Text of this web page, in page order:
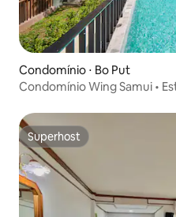
Condomínio ⋅ Bo Put
Condomínio Wing Samui •
Superhost
Superhost